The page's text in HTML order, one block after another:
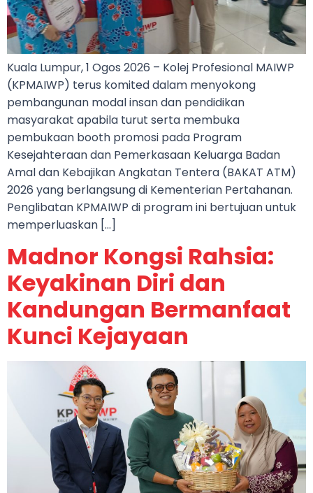
Kuala Lumpur, 1 Ogos 2026 – Kolej Profesional MAIWP
(KPMAIWP) terus komited dalam menyokong
pembangunan modal insan dan pendidikan
masyarakat apabila turut serta membuka
pembukaan booth promosi pada Program
Kesejahteraan dan Pemerkasaan Keluarga Badan
Amal dan Kebajikan Angkatan Tentera (BAKAT ATM)
2026 yang berlangsung di Kementerian Pertahanan.
Penglibatan KPMAIWP di program ini bertujuan untuk
memperluaskan […]
Madnor Kongsi Rahsia:
Keyakinan Diri dan
Kandungan Bermanfaat
Kunci Kejayaan